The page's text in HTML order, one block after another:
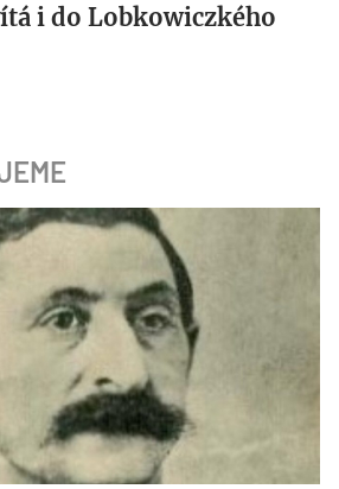
i do Lobkowiczkého